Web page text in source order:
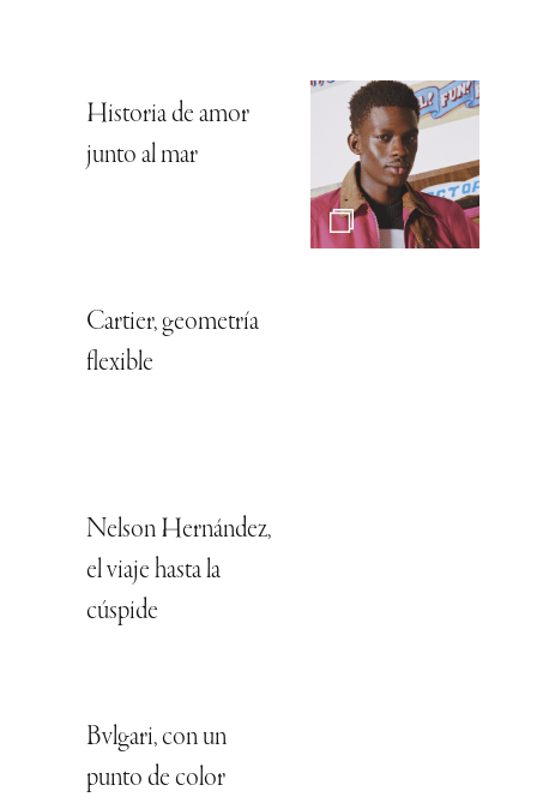
Historia de amor
junto al mar
Cartier, geometría
flexible
Nelson Hernández,
el viaje hasta la
cúspide
Bvlgari, con un
punto de color